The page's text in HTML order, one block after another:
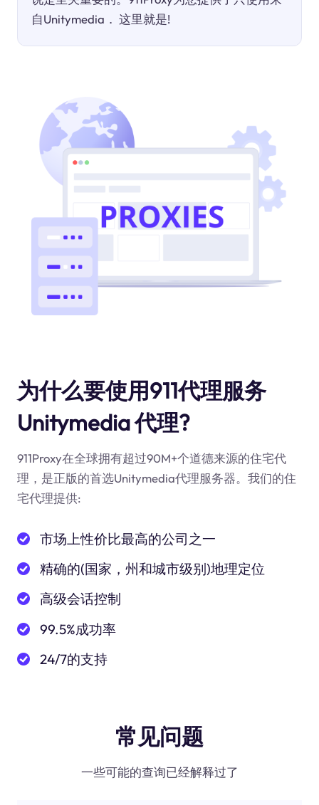
自Unitymedia． 这里就是!
为什么要使用911代理服务
Unitymedia 代理?
911Proxy在全球拥有超过90M+个道德来源的住宅代
理，是正版的首选Unitymedia代理服务器。我们的住
宅代理提供:
市场上性价比最高的公司之一
精确的(国家，州和城市级别)地理定位
高级会话控制
99.5%成功率
24/7的支持
常见问题
一些可能的查询已经解释过了